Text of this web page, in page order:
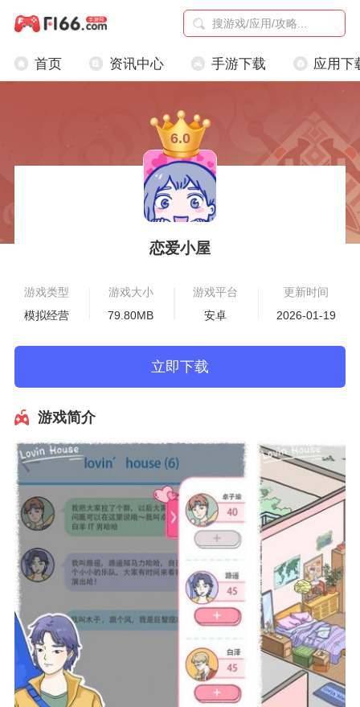
首页 资讯中心 手游下载 应用下
恋爱小屋
6.0
游戏类型
模拟经营
游戏大小
79.80MB
游戏平台
安卓
更新时间
2026-01-19
立即下载
游戏简介